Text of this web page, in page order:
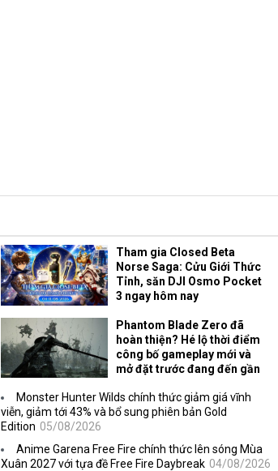
Tham gia Closed Beta
Norse Saga: Cửu Giới Thức
Tỉnh, săn DJI Osmo Pocket
3 ngay hôm nay
Phantom Blade Zero đã
hoàn thiện? Hé lộ thời điểm
công bố gameplay mới và
mở đặt trước đang đến gần
Monster Hunter Wilds chính thức giảm giá vĩnh
viễn, giảm tới 43% và bổ sung phiên bản Gold
Edition 05/08/2026
Anime Garena Free Fire chính thức lên sóng Mùa
Xuân 2027 với tựa đề Free Fire Daybreak 04/08/2026